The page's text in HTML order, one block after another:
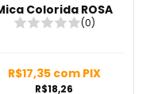
Colorida ROSA
(0)
R$18,26
R$17,35 com PIX